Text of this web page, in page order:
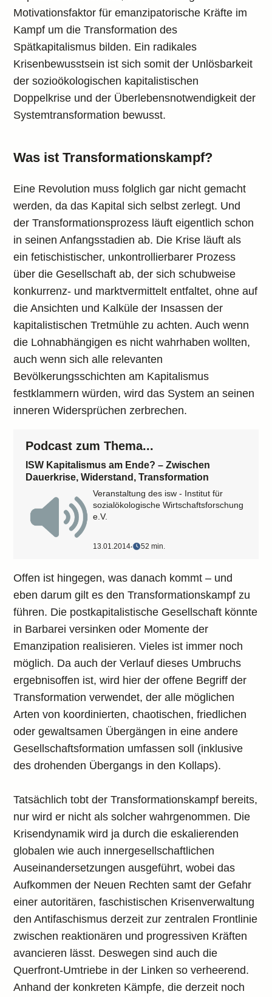
Motivationsfaktor für emanzipatorische Kräfte im
Kampf um die Transformation des
Spätkapitalismus bilden. Ein radikales
Krisenbewusstsein ist sich somit der Unlösbarkeit
der sozioökologischen kapitalistischen
Doppelkrise und der Überlebensnotwendigkeit der
Systemtransformation bewusst.
Was ist Transformationskampf?
Eine Revolution muss folglich gar nicht gemacht
werden, da das Kapital sich selbst zerlegt. Und
der Transformationsprozess läuft eigentlich schon
in seinen Anfangsstadien ab. Die Krise läuft als
ein fetischistischer, unkontrollierbarer Prozess
über die Gesellschaft ab, der sich schubweise
konkurrenz- und marktvermittelt entfaltet, ohne auf
die Ansichten und Kalküle der Insassen der
kapitalistischen Tretmühle zu achten. Auch wenn
die Lohnabhängigen es nicht wahrhaben wollten,
auch wenn sich alle relevanten
Bevölkerungsschichten am Kapitalismus
festklammern würden, wird das System an seinen
inneren Widersprüchen zerbrechen.
Podcast zum Thema...
ISW Kapitalismus am Ende? – Zwischen
Dauerkrise, Widerstand, Transformation
Veranstaltung des isw - Institut für
sozialökologische Wirtschaftsforschung
e.V.
13.01.2014‧ 52 min.
Offen ist hingegen, was danach kommt – und
eben darum gilt es den Transformationskampf zu
führen. Die postkapitalistische Gesellschaft könnte
in Barbarei versinken oder Momente der
Emanzipation realisieren. Vieles ist immer noch
möglich. Da auch der Verlauf dieses Umbruchs
ergebnisoffen ist, wird hier der offene Begriff der
Transformation verwendet, der alle möglichen
Arten von koordinierten, chaotischen, friedlichen
oder gewaltsamen Übergängen in eine andere
Gesellschaftsformation umfassen soll (inklusive
des drohenden Übergangs in den Kollaps).
Tatsächlich tobt der Transformationskampf bereits,
nur wird er nicht als solcher wahrgenommen. Die
Krisendynamik wird ja durch die eskalierenden
globalen wie auch innergesellschaftlichen
Auseinandersetzungen ausgeführt, wobei das
Aufkommen der Neuen Rechten samt der Gefahr
einer autoritären, faschistischen Krisenverwaltung
den Antifaschismus derzeit zur zentralen Frontlinie
zwischen reaktionären und progressiven Kräften
avancieren lässt. Deswegen sind auch die
Querfront-Umtriebe in der Linken so verheerend.
Anhand der konkreten Kämpfe, die derzeit noch